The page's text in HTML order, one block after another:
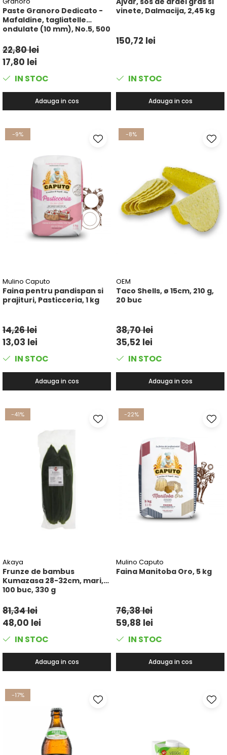
Paste Granoro Dedicato -
Mafaldine, tagliatelle
ondulate (10 mm), No.5, 500
22,80 lei
17,80 lei
IN STOC
Adauga in cos
vinete, Dalmacija, 2,45 kg
150,72 lei
IN STOC
Adauga in cos
-9%
Mulino Caputo
Faina pentru pandispan si
prajituri, Pasticceria, 1 kg
14,26 lei
13,03 lei
IN STOC
Adauga in cos
-8%
OEM
Taco Shells, ø 15cm, 210 g,
20 buc
38,70 lei
35,52 lei
IN STOC
Adauga in cos
-41%
Akaya
Frunze de bambus
Kumazasa 28-32cm, mari,
100 buc, 330 g
81,34 lei
48,00 lei
IN STOC
Adauga in cos
-22%
Mulino Caputo
Faina Manitoba Oro, 5 kg
76,38 lei
59,88 lei
IN STOC
Adauga in cos
-17%